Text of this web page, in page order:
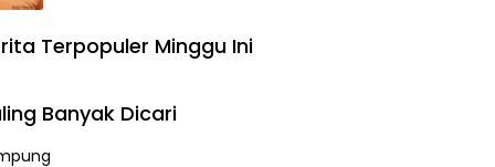
Terpopuler Minggu Ini
Banyak Dicari